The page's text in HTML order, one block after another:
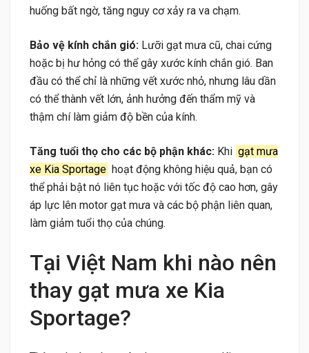
huống bất ngờ, tăng nguy cơ xảy ra va chạm.
Bảo vệ kính chắn gió: Lưỡi gạt mưa cũ, chai cứng
hoặc bị hư hỏng có thể gây xước kính chắn gió. Ban
đầu có thể chỉ là những vết xước nhỏ, nhưng lâu dần
có thể thành vết lớn, ảnh hưởng đến thẩm mỹ và
thậm chí làm giảm độ bền của kính.
Tăng tuổi thọ cho các bộ phận khác: Khi gạt mưa
xe Kia Sportage hoạt động không hiệu quả, bạn có
thể phải bật nó liên tục hoặc với tốc độ cao hơn, gây
áp lực lên motor gạt mưa và các bộ phận liên quan,
làm giảm tuổi thọ của chúng.
Tại Việt Nam khi nào nên
thay gạt mưa xe Kia
Sportage?